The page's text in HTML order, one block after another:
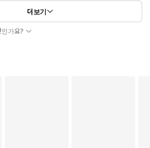
더보기
인가요?